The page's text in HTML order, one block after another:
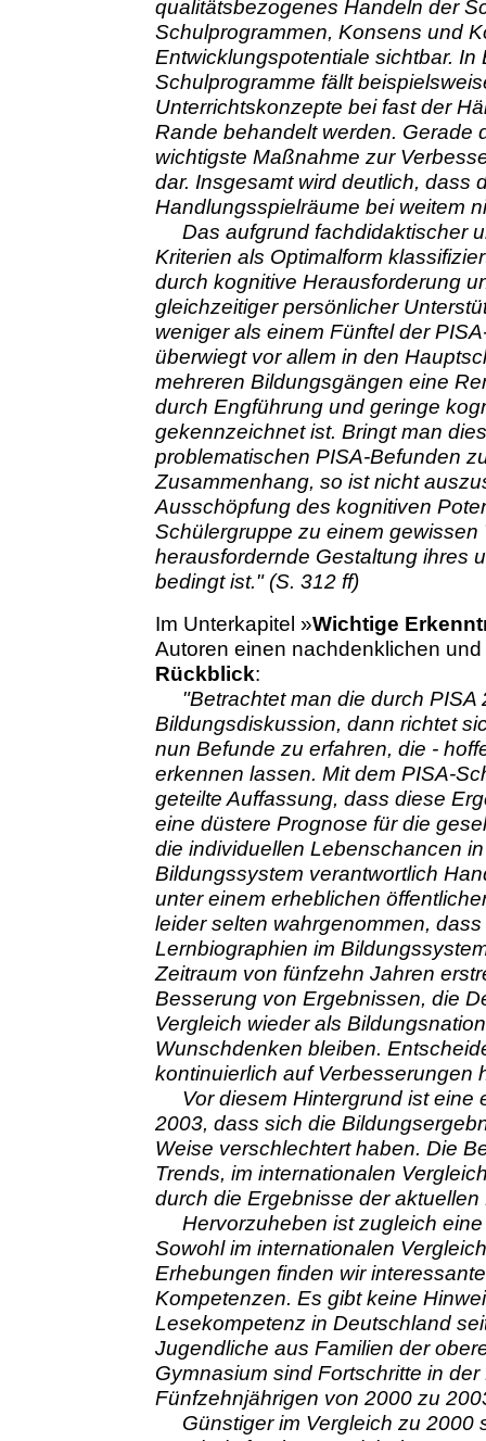
qualitätsbezogenes Handeln der
Schulprogrammen, Konsens und
Entwicklungspotentiale sichtbar.
Schulprogramme fällt
Unterrichtskonzepte bei fast der
Rande behandelt werden. Gerade
wichtigste Maßnahme zur
dar. Insgesamt wird deutlich, dass
Handlungsspielräume bei weitem
Das aufgrund fachdidaktischer
Kriterien als Optimalform
durch kognitive Herausforderung
gleichzeitiger persönlicher
weniger als einem Fünftel der
überwiegt vor allem in den
mehreren Bildungsgängen eine
durch Engführung und geringe
gekennzeichnet ist. Bringt man
problematischen PISA-Befunden
Zusammenhang, so ist nicht
Ausschöpfung des kognitiven
Schülergruppe zu einem gewissen
herausfordernde Gestaltung ihres
bedingt ist." (S. 312 ff)
Im Unterkapitel »Wichtige
Autoren einen nachdenklichen
Rückblick:
"Betrachtet man die durch
Bildungsdiskussion, dann richtet
nun Befunde zu erfahren, die -
erkennen lassen. Mit dem PISA-
geteilte Auffassung, dass diese
eine düstere Prognose für die
die individuellen Lebenschancen
Bildungssystem verantwortlich
unter einem erheblichen
leider selten wahrgenommen,
Lernbiographien im
Zeitraum von fünfzehn Jahren
Besserung von Ergebnissen, die
Vergleich wieder als
Wunschdenken bleiben.
kontinuierlich auf Verbesserungen
Vor diesem Hintergrund ist eine
2003, dass sich die
Weise verschlechtert haben. Die
Trends, im internationalen
durch die Ergebnisse der
Hervorzuheben ist zugleich eine
Sowohl im internationalen
Erhebungen finden wir
Kompetenzen. Es gibt keine
Lesekompetenz in Deutschland
Jugendliche aus Familien der
Gymnasium sind Fortschritte in
Fünfzehnjährigen von 2000 zu
Günstiger im Vergleich zu 2000